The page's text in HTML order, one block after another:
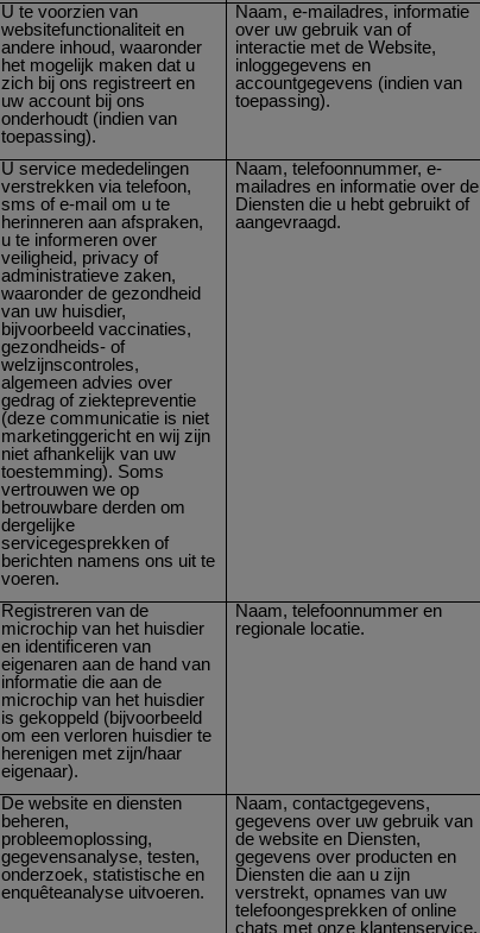
U te voorzien van
websitefunctionaliteit en
andere inhoud, waaronder
het mogelijk maken dat u
zich bij ons registreert en
uw account bij ons
onderhoudt (indien van
toepassing).
Naam, e-mailadres, informatie
over uw gebruik van of
interactie met de Website,
inloggegevens en
accountgegevens (indien van
toepassing).
U service mededelingen
verstrekken via telefoon,
sms of e-mail om u te
herinneren aan afspraken,
u te informeren over
veiligheid, privacy of
administratieve zaken,
waaronder de gezondheid
van uw huisdier,
bijvoorbeeld vaccinaties,
gezondheids- of
welzijnscontroles,
algemeen advies over
gedrag of ziektepreventie
(deze communicatie is niet
marketinggericht en wij zijn
niet afhankelijk van uw
toestemming). Soms
vertrouwen we op
betrouwbare derden om
dergelijke
servicegesprekken of
berichten namens ons uit te
voeren.
Naam, telefoonnummer, e-
mailadres en informatie over de
Diensten die u hebt gebruikt of
aangevraagd.
Registreren van de
microchip van het huisdier
en identificeren van
eigenaren aan de hand van
informatie die aan de
microchip van het huisdier
is gekoppeld (bijvoorbeeld
om een verloren huisdier te
herenigen met zijn/haar
eigenaar).
Naam, telefoonnummer en
regionale locatie.
De website en diensten
beheren,
probleemoplossing,
gegevensanalyse, testen,
onderzoek, statistische en
enquêteanalyse uitvoeren.
Naam, contactgegevens,
gegevens over uw gebruik van
de website en Diensten,
gegevens over producten en
Diensten die aan u zijn
verstrekt, opnames van uw
telefoongesprekken of online
chats met onze klantenservice.